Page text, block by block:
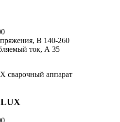
В 140-260
ток, А 35